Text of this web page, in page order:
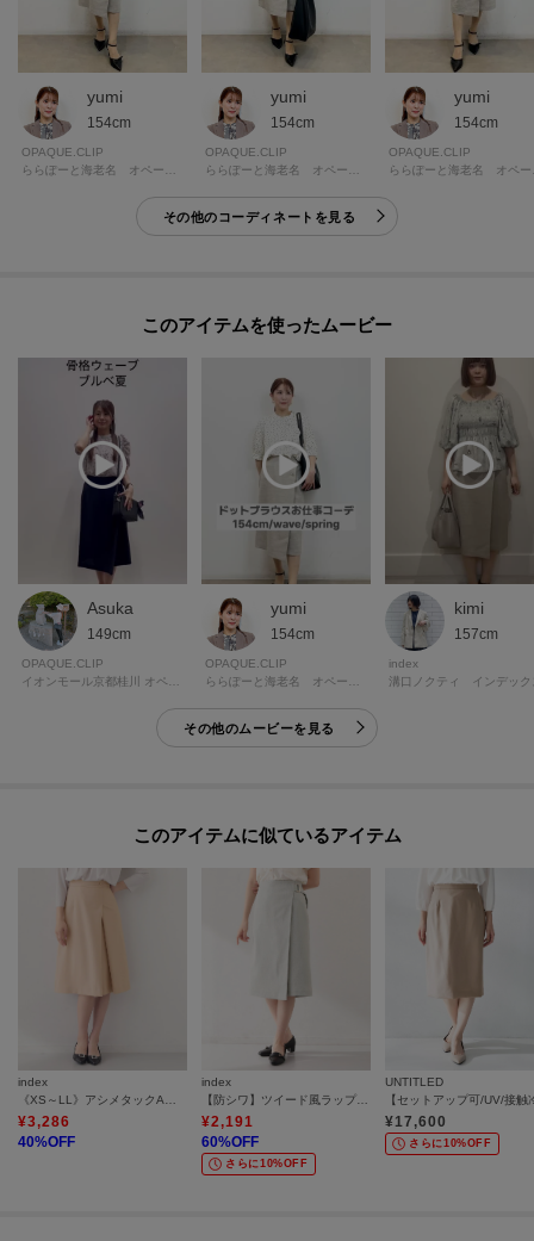
・ポケットなし
・左脇ファスナー
・ウエスト後ろゴム
・裏地あり
※照明の関係により、実際よりも色味が違って見える場合があります。ま
た、パソコン・スマートフォンなどの環境により、若干製品と画像のカラー
モデル情報：身長168cm B81 W60 H89 着用サイズ：38（M）
yumi
154cm
OPAQUE.CLIP
yumi
154cm
OPAQUE.CLIP
yumi
154cm
OPAQUE.CLIP
その他のコーディネートを見る
このアイテムを使ったムービー
Asuka
149cm
OPAQUE.CLIP
yumi
154cm
OPAQUE.CLIP
kimi
157cm
index
溝口ノクティ インデック
その他のムービーを見る
このアイテムに似ているアイテム
index
《XS～LL》アシメタックAラインスカート／セットアップ可【洗濯機OK／防シワ】
¥3,286
40%OFF
index
【防シワ】ツイード風ラップタイトスカート《洗濯機OK》
¥2,191
60%OFF
さらに10%OFF
UNTITLED
¥17,600
さらに10%OFF